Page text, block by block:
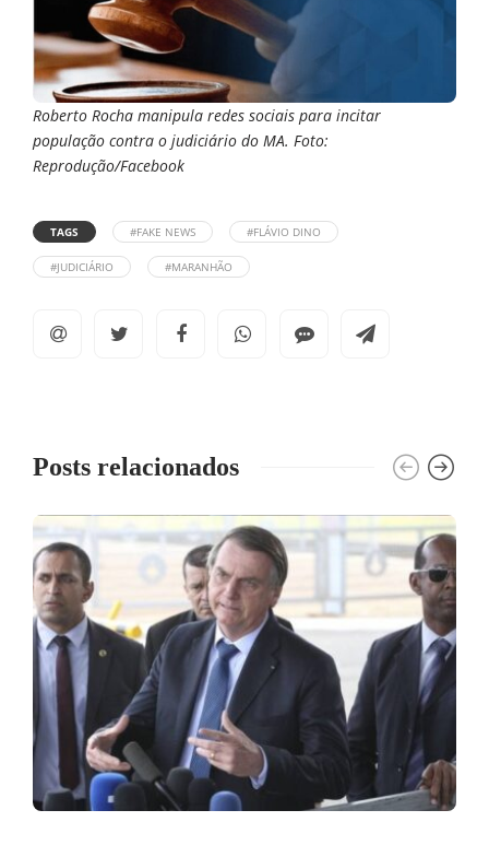
Roberto Rocha manipula redes sociais para incitar
população contra o judiciário do MA. Foto:
Reprodução/Facebook
TAGS #FAKE NEWS #FLÁVIO DINO
#JUDICIÁRIO #MARANHÃO
Posts relacionados